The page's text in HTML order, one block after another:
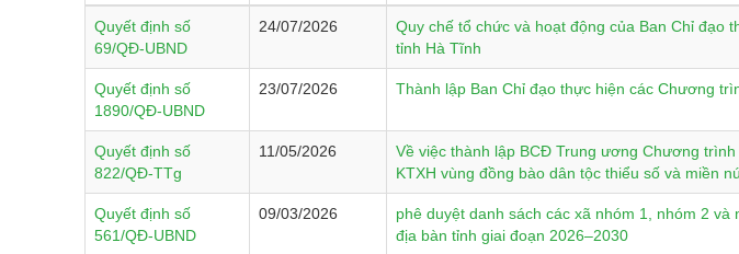
Quyết định số
69/QĐ-UBND
24/07/2026
Quy chế tổ chức và hoạt động của Ban Chỉ đạo
tỉnh Hà Tĩnh
Quyết định số
1890/QĐ-UBND
23/07/2026 Thành lập Ban Chỉ đạo thực hiện các Chương
Quyết định số
822/QĐ-TTg
11/05/2026
Về việc thành lập BCĐ Trung ương Chương
KTXH vùng đồng bào dân tộc thiểu số và miền
Quyết định số
561/QĐ-UBND
09/03/2026
phê duyệt danh sách các xã nhóm 1, nhóm 2
địa bàn tỉnh giai đoạn 2026–2030